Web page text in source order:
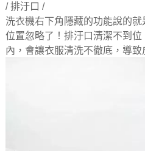
/ 排汙口 /
洗衣機右下角隱藏的功能說的
位置忽略了！排汙口清潔不到
內，會讓衣服清洗不徹底，導致